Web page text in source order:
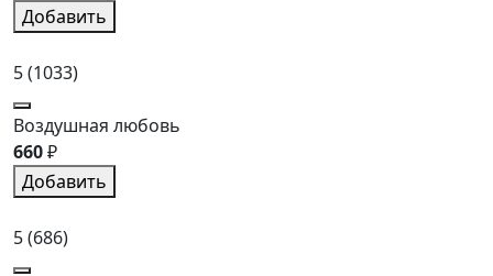
Добавить
5(1033)
Воздушная любовь
660₽
Добавить
5(686)